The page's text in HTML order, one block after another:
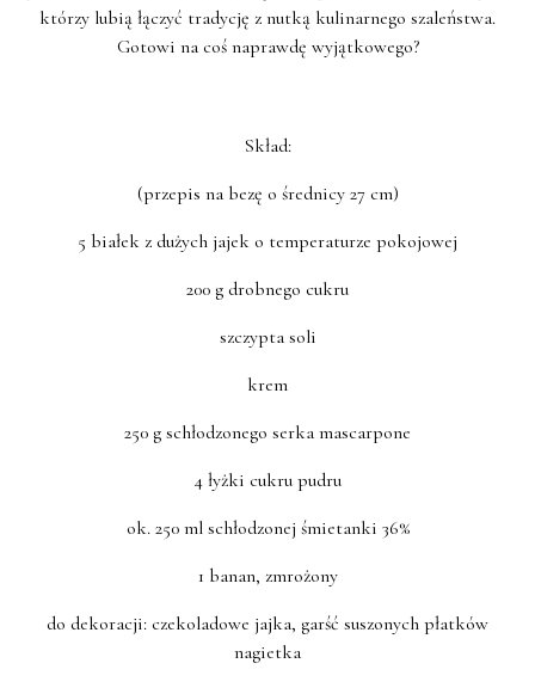
którzy lubią łączyć tradycję z nutką kulinarnego szaleństwa.
Gotowi na coś naprawdę wyjątkowego?
Skład:
(przepis na bezę o średnicy 27 cm)
5 białek z dużych jajek o temperaturze pokojowej
200 g drobnego cukru
szczypta soli
krem
250 g schłodzonego serka mascarpone
4 łyżki cukru pudru
ok. 250 ml schłodzonej śmietanki 36%
1 banan, zmrożony
do dekoracji: czekoladowe jajka, garść suszonych płatków
nagietka